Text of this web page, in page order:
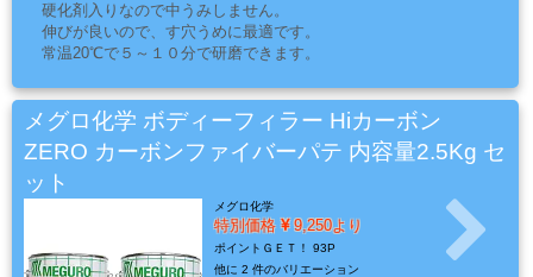
Mack
Brush
ス
ー
硬化剤入りなので中うみしません。
伸びが良いので、す穴うめに最適です。
常温20℃で５～１０分で研磨できます。
メグロ化学 ボディーフィラー Hiカーボン
ZERO カーボンファイバーパテ 内容量2.5Kg セ
ット
メグロ化学
特別価格 9,250より
ポイントＧＥＴ！ 93P
他に 2 件のバリエーション